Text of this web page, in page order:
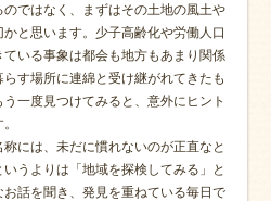
ではなく、まずはその土地の風土や
と思います。少子高齢化や労働人口
いる事象は都会も地方もあまり関係
す場所に連綿と受け継がれてきたも
一度見つけてみると、意外にヒント
称には、未だに慣れないのが正直なと
うよりは「地域を探検してみる」と
話を聞き、発見を重ねている毎日で